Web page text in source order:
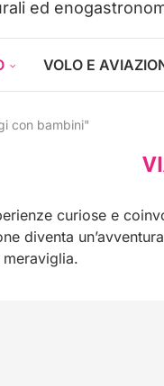
ed
VOLO E
con bambini"
curiose e
diventa